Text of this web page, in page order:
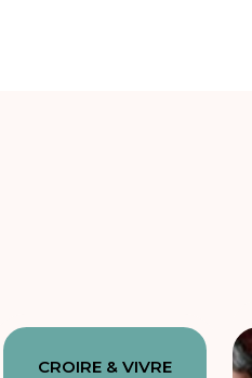
CROIRE & VIVRE